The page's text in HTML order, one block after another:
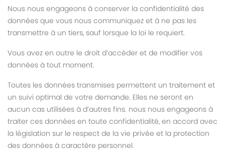
Nous nous engageons à conserver la confidentialité des
données que vous nous communiquez et à ne pas les
transmettre à un tiers, sauf lorsque la loi le requiert.
Vous avez en outre le droit d’accéder et de modifier vos
données à tout moment.
Toutes les données transmises permettent un traitement et
un suivi optimal de votre demande. Elles ne seront en
aucun cas utilisées à d’autres fins. nous nous engageons à
traiter ces données en toute confidentialité, en accord avec
la législation sur le respect de la vie privée et la protection
des données à caractère personnel.